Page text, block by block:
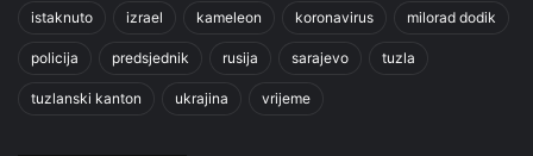
istaknuto izrael kameleon koronavirus milorad dodik
policija predsjednik rusija sarajevo tuzla
tuzlanski kanton ukrajina vrijeme